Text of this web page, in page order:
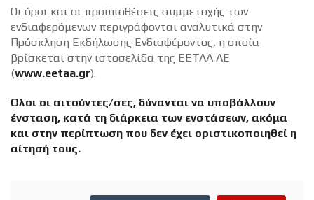
Οι όροι και οι προϋποθέσεις συμμετοχής των
ενδιαφερόμενων περιγράφονται αναλυτικά στην
Πρόσκληση Εκδήλωσης Ενδιαφέροντος, η οποία
βρίσκεται στην ιστοσελίδα της ΕΕΤΑΑ ΑΕ
(www.eetaa.gr).
Όλοι οι αιτούντες/σες, δύνανται να υποβάλλουν
ένσταση, κατά τη διάρκεια των ενστάσεων, ακόμα
και στην περίπτωση που δεν έχει οριστικοποιηθεί η
αίτησή τους.